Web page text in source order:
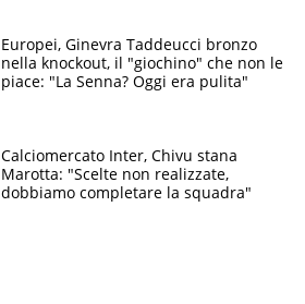
Europei, Ginevra Taddeucci bronzo
nella knockout, il "giochino" che non le
piace: "La Senna? Oggi era pulita"
Calciomercato Inter, Chivu stana
Marotta: "Scelte non realizzate,
dobbiamo completare la squadra"